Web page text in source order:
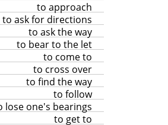
to approach
to ask for directions
to ask the way
to bear to the let
to come to
to cross over
to find the way
to follow
lose one's bearings
to get to